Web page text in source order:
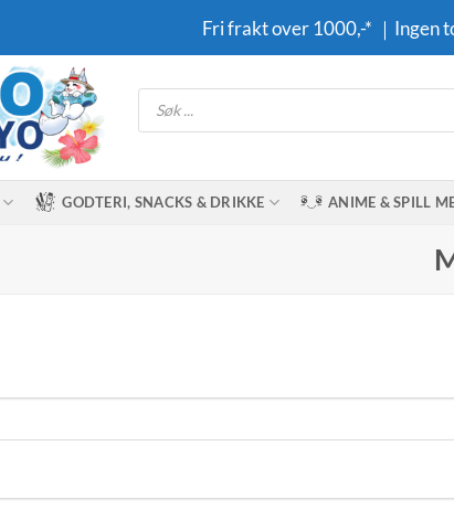
Fri frakt over 1000,-* ｜Ingen
Products
search
GODTERI, SNACKS & DRIKKE ANIME & SPILL